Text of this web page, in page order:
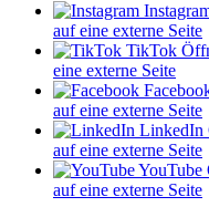
auf eine externe Seite
TikTok
eine externe Seite
auf eine externe Seite
LinkedIn
auf eine externe Seite
YouTube
auf eine externe Seite